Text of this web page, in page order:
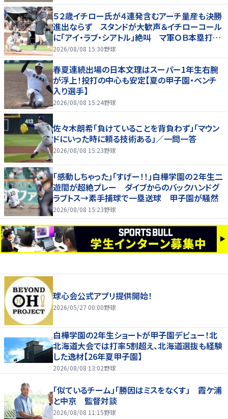
５２歳イチロー氏が４連発含むアーチ量産も決勝
進出ならず スタンドが大歓声＆イチローコール
に「アイ・ラブ・シアトル」絶叫 マ軍ＯＢ本塁打競
争に登場
2026/08/08 15:30野球
春夏連続出場の日本文理はスーパー1年生右腕
が浮上！投打の中心も安定【夏の甲子園・ベンチ
入り選手】
2026/08/08 15:24野球
佐々木朗希「負けていることを背負わず」「マウン
ドにいった時に頼る技術ある」／一問一答
2026/08/08 15:23野球
「感動しちゃった」「すげー！！」白樺学園の２年生二
遊間が超絶プレー ダイブからのバックハンドグ
ラブトス→素手捕球で一塁送球 甲子園が騒然
2026/08/08 15:23野球
球心会公式アプリ提供開始！
2026/05/27 00:00野球
白樺学園の2年生ショートが甲子園デビュー！北
北海道大会では打率5割超え、北海道選抜も経験
した逸材【26年夏甲子園】
2026/08/08 13:02野球
「似ているチーム」「勝因はミスをなくす」 霞ケ浦
と中京 監督対談
2026/08/08 11:15野球